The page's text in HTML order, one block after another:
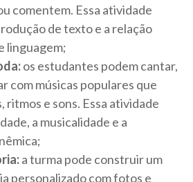
comentem. Essa atividade
de texto e a relação
linguagem;
os estudantes podem cantar,
com músicas populares que
ritmos e sons. Essa atividade
a musicalidade e a
a turma pode construir um
personalizado com fotos e